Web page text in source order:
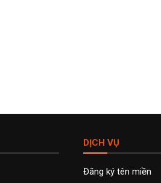
DỊCH VỤ
Đăng ký tên miền